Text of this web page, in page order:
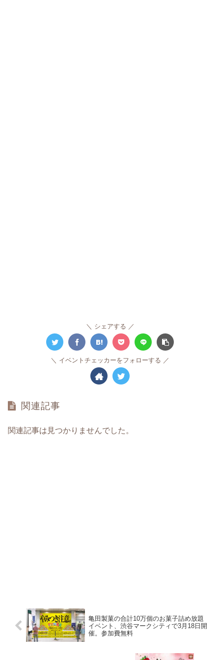
シェアする
イベントチェッカーをフォローする
関連記事
関連記事は見つかりませんでした。
亀田製菓の合計10万個のお菓子詰め放題
イベント、渋谷マークシティで3月18日開
催。参加費無料